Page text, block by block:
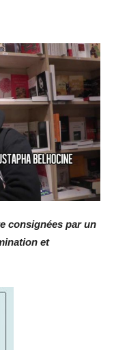
consignées par un
et